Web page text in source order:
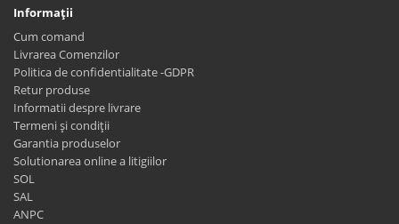
Informaţii
Cum comand
Livrarea Comenzilor
Politica de confidentialitate -GDPR
Retur produse
Informatii despre livrare
Termeni și condiții
Garantia produselor
Solutionarea online a litigiilor
SOL
SAL
ANPC